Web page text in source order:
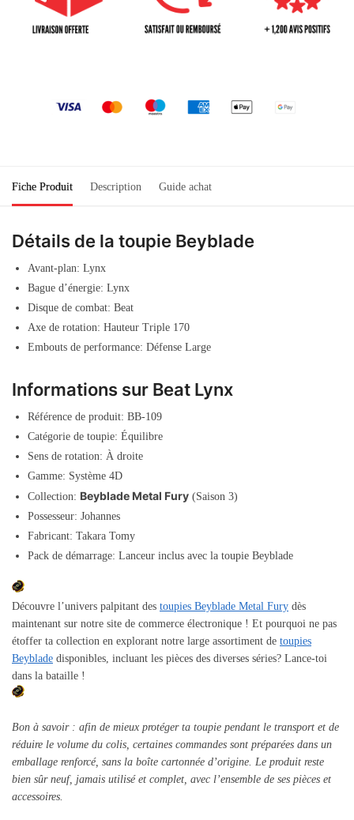
Fiche Produit Description Guide achat
Détails de la toupie Beyblade
Avant-plan: Lynx
Bague d’énergie: Lynx
Disque de combat: Beat
Axe de rotation: Hauteur Triple 170
Embouts de performance: Défense Large
Informations sur Beat Lynx
Référence de produit: BB-109
Catégorie de toupie: Équilibre
Sens de rotation: À droite
Gamme: Système 4D
Collection: Beyblade Metal Fury (Saison 3)
Possesseur: Johannes
Fabricant: Takara Tomy
Pack de démarrage: Lanceur inclus avec la toupie Beyblade
Découvre l’univers palpitant des toupies Beyblade Metal Fury dès
maintenant sur notre site de commerce électronique ! Et pourquoi ne pas
étoffer ta collection en explorant notre large assortiment de toupies
Beyblade disponibles, incluant les pièces des diverses séries? Lance-toi
dans la bataille !
Bon à savoir : afin de mieux protéger ta toupie pendant le transport et de
réduire le volume du colis, certaines commandes sont préparées dans un
emballage renforcé, sans la boîte cartonnée d’origine. Le produit reste
bien sûr neuf, jamais utilisé et complet, avec l’ensemble de ses pièces et
accessoires.